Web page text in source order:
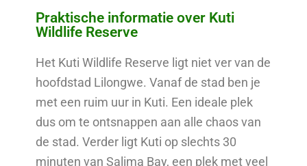
Praktische informatie over Kuti
Wildlife Reserve
Het Kuti Wildlife Reserve ligt niet ver van de
hoofdstad Lilongwe. Vanaf de stad ben je
met een ruim uur in Kuti. Een ideale plek
dus om te ontsnappen aan alle chaos van
de stad. Verder ligt Kuti op slechts 30
minuten van Salima Bay, een plek met veel